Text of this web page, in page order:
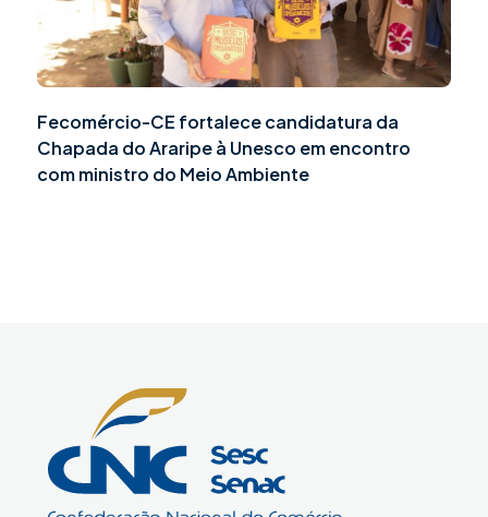
Fecomércio-CE fortalece candidatura da
Chapada do Araripe à Unesco em encontro
com ministro do Meio Ambiente